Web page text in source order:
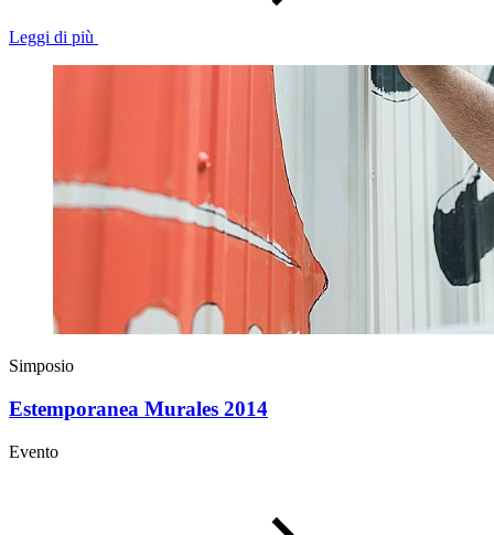
Leggi di più
Simposio
Estemporanea Murales 2014
Evento